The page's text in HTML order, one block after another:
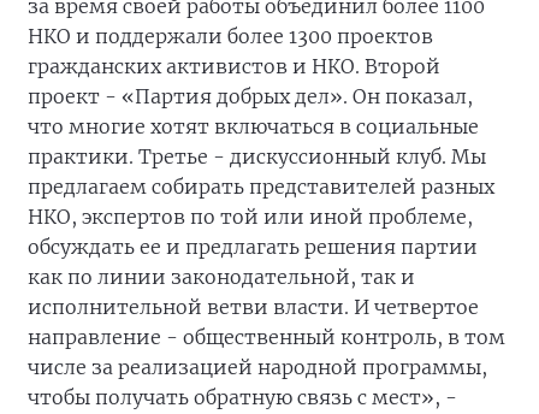
за время своей работы объединил более 1100
НКО и поддержали более 1300 проектов
гражданских активистов и НКО. Второй
проект - «Партия добрых дел». Он показал,
что многие хотят включаться в социальные
практики. Третье - дискуссионный клуб. Мы
предлагаем собирать представителей разных
НКО, экспертов по той или иной проблеме,
обсуждать ее и предлагать решения партии
как по линии законодательной, так и
исполнительной ветви власти. И четвертое
направление - общественный контроль, в том
числе за реализацией народной программы,
чтобы получать обратную связь с мест», -